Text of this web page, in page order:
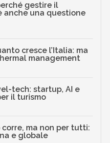
gestire il
anche una questione
cresce l’Italia: ma
management
tech: startup, AI e
il turismo
corre, ma non per tutti:
e globale